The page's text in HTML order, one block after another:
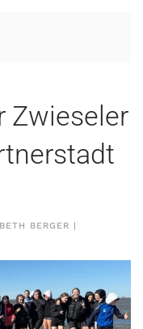
Zwieseler
BERGER |